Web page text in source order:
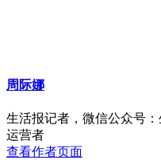
周际娜
生活报记者，微信公众号
运营者
查看作者页面